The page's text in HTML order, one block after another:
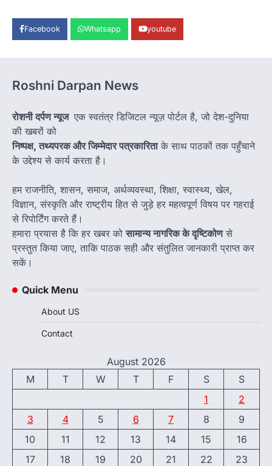
Facebook Whatsapp youtube
Roshni Darpan News
रोशनी दर्पण न्यूज एक स्वतंत्र डिजिटल न्यूज़ पोर्टल है, जो देश-दुनिया
की खबरों को
निष्पक्ष, तथ्यपरक और जिम्मेदार पत्रकारिताके साथ पाठकों तक पहुँचाने
के उद्देश्य से कार्य करता है।
हम राजनीति, शासन, समाज, अर्थव्यवस्था, शिक्षा, स्वास्थ्य, खेल,
विज्ञान, संस्कृति और राष्ट्रीय हित से जुड़े हर महत्वपूर्ण विषय पर गहराई
से रिपोर्टिंग करते हैं।
हमारा प्रयास है कि हर खबर कोसामान्य नागरिक के दृष्टिकोणसे
प्रस्तुत किया जाए, ताकि पाठक सही और संतुलित जानकारी प्राप्त कर
सकें।
Quick Menu
About US
Contact
August 2026
M
T W T F S
S
1
2
3
4 5 6 7 8
9
10
11 12 13 14 15
16
17
18 19 20 21 22
23